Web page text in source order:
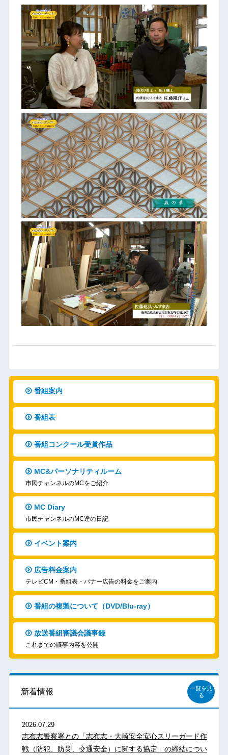
番組案内
番組表
番組コンクール受賞作品
MC&パーソナリティルーム
市民チャンネルのMCをご紹介
MC Diary
市民チャンネルのMC達の日記
イベント案内
広告料金案内
テレビCM・番組表・バナー広告の料金をご案内
番組の複製について（DVD/Blu-ray）
放送番組審議会議事録
これまでの議事内容を公開
新着情報
一覧を見
る
2026.07.29
志布志警察署との「志布志・大崎安全安心スリーガード作
戦（防犯、防災、交通安全）に関する協定」の締結につい